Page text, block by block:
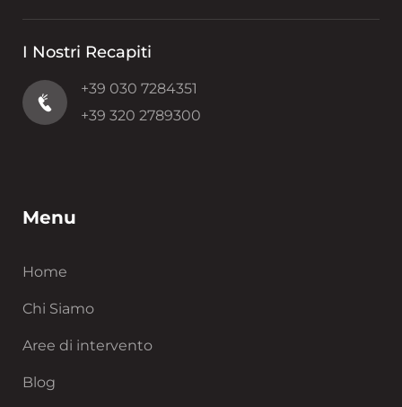
I Nostri Recapiti
+39 030 7284351
+39 320 2789300
Menu
Home
Chi Siamo
Aree di intervento
Blog